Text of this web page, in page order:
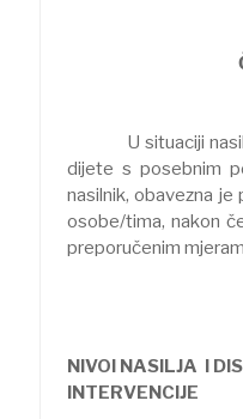
U situaciji
dijete s posebnim
nasilnik, obavezna
osobe/tima, nakon
preporučenim
NIVOI NASILJA I
INTERVENCIJE